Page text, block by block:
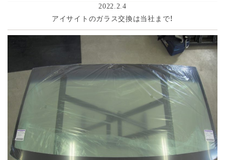
2022.2.4
アイサイトのガラス交換は当社まで！